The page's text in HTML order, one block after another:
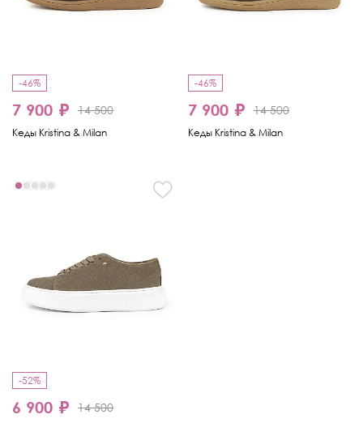
-46%
7 900 ₽ 14 500
Кеды Kristina & Milan
-46%
7 900 ₽ 14 500
Кеды Kristina & Milan
-52%
6 900 ₽ 14 500